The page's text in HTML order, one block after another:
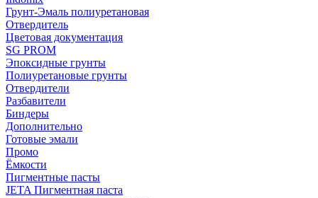
Грунт-Эмаль полиуретановая
Отвердитель
Цветовая документация
SG PROM
Эпоксидные грунты
Полиуретановые грунты
Отвердители
Разбавители
Биндеры
Дополнительно
Готовые эмали
Промо
Ёмкости
Пигментные пасты
JETA Пигментная паста